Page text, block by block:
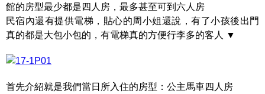
館的房型最少都是四人房，最多甚至可到六人房
民宿內還有提供電梯，貼心的周小姐還說，有了小孩後出門
真的都是大包小包的，有電梯真的方便行李多的客人 ▼
首先介紹就是我們當日所入住的房型：公主馬車四人房